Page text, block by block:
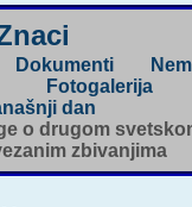
Dokumenti
Fotogalerija
dan
o drugom
zbivanjima